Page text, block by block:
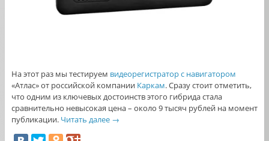
На этот раз мы тестируем видеорегистратор с навигатором
«Атлас» от российской компании Каркам. Сразу стоит отметить,
что одним из ключевых достоинств этого гибрида стала
сравнительно невысокая цена – около 9 тысяч рублей на момент
публикации. Читать далее →